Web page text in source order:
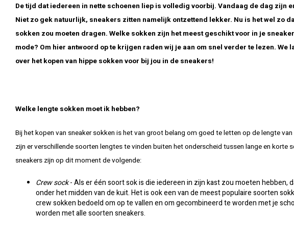
De tijd dat iedereen in nette schoenen liep is volledig voorbij. Vandaag de dag zijn
Niet zo gek natuurlijk, sneakers zitten namelijk ontzettend lekker. Nu is het wel zo
sokken zou moeten dragen. Welke sokken zijn het meest geschikt voor in je
mode? Om hier antwoord op te krijgen raden wij je aan om snel verder te lezen.
over het kopen van hippe sokken voor bij jou in de sneakers!
Welke lengte sokken moet ik hebben?
Bij het kopen van sneaker sokken is het van groot belang om goed te letten op de lengte
zijn er verschillende soorten lengtes te vinden buiten het onderscheid tussen lange en
sneakers zijn op dit moment de volgende:
Crew sock- Als er één soort sok is die iedereen in zijn kast zou moeten hebben,
onder het midden van de kuit. Het is ook een van de meest populaire soorten
crew sokken bedoeld om op te vallen en om gecombineerd te worden met je
worden met alle soorten sneakers.